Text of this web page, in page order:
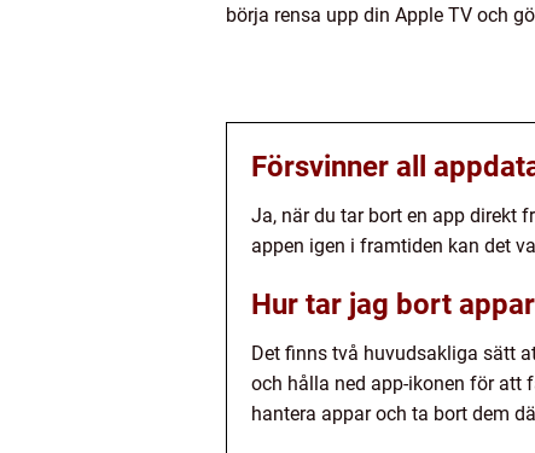
börja rensa upp din Apple TV och
Försvinner all
Ja, när du tar bort en app direkt
appen igen i framtiden kan det
Hur tar jag bort
Det finns två huvudsakliga sätt
och hålla ned app-ikonen för att
hantera appar och ta bort dem